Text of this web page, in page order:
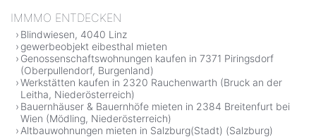
IMMMO ENTDECKEN
Blindwiesen, 4040 Linz
gewerbeobjekt eibesthal mieten
Genossenschaftswohnungen kaufen in 7371 Piringsdorf
(Oberpullendorf, Burgenland)
Werkstätten kaufen in 2320 Rauchenwarth (Bruck an der
Leitha, Niederösterreich)
Bauernhäuser & Bauernhöfe mieten in 2384 Breitenfurt bei
Wien (Mödling, Niederösterreich)
Altbauwohnungen mieten in Salzburg(Stadt) (Salzburg)